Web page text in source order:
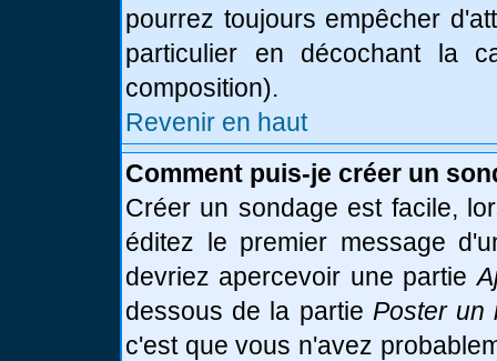
pourrez toujours empêcher
particulier en décochant la
composition).
Revenir en haut
Comment puis-je créer un
Créer un sondage est facile,
éditez le premier message
devriez apercevoir une partie
dessous de la partie Poster un
c'est que vous n'avez